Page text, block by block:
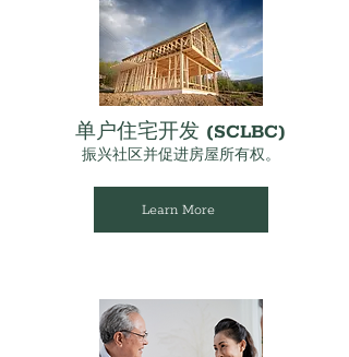
单户住宅开发 (SCLBC)
振兴社区并促进房屋所有权。
Learn More